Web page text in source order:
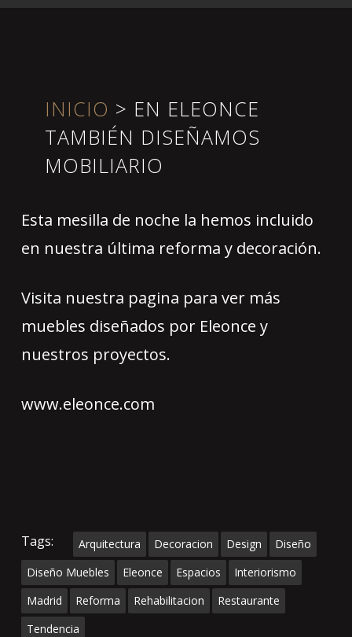
INICIO > EN ELEONCE‬
TAMBIÉN DISEÑAMOS
MOBILIARIO
Esta mesilla de noche la hemos incluido
en nuestra última reforma y decoración.
Visita nuestra pagina para ver más
muebles diseñados por Eleonce y
nuestros proyectos.
www.eleonce.com
Tags: Arquitectura Decoracion Design
Diseño
Diseño Muebles
Eleonce Espacios
Interiorismo
Madrid
Reforma Rehabilitacion
Restaurante
Tendencia